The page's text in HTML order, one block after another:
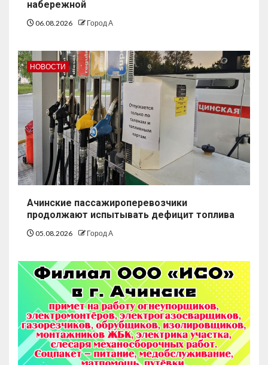
набережной
06.08.2026 Город А
НОВОСТИ
Ачинские пассажироперевозчики
продолжают испытывать дефицит топлива
05.08.2026 Город А